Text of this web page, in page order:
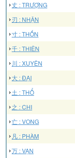
丈 : TRƯỢNG
刃 : NHẬN
寸 : THỐN
千 : THIÊN
川 : XUYÊN
大 : ĐẠI
土 : THỔ
之 : CHI
亡 : VONG
凡 : PHÀM
万 : VẠN